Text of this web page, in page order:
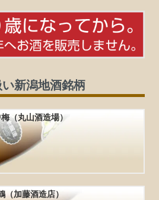
新潟地酒銘柄
（丸山酒造場）
（加藤酒造店）